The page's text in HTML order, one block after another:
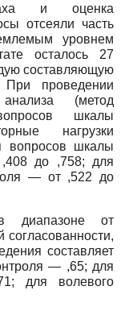
и оценка
отсеяли часть
уровнем
осталось 27
составляющую
проведении
анализа (метод
шкалы
нагрузки
вопросов шкалы
до ,758; для
— от ,522 до
диапазоне от
составляет
— ,65; для
для волевого